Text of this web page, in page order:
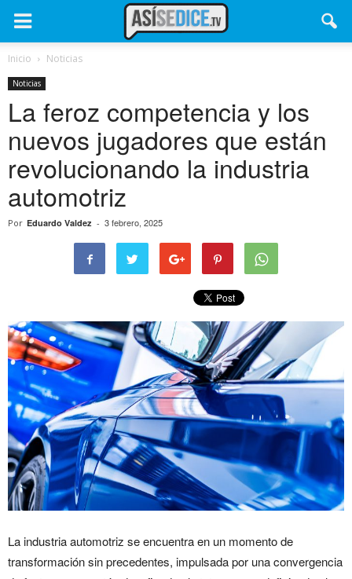
Inicio Noticias
Noticias
La feroz competencia y los
nuevos jugadores que están
revolucionando la industria
automotriz
Por Eduardo Valdez - 3 febrero, 2025
La industria automotriz se encuentra en un momento de
transformación sin precedentes, impulsada por una convergencia